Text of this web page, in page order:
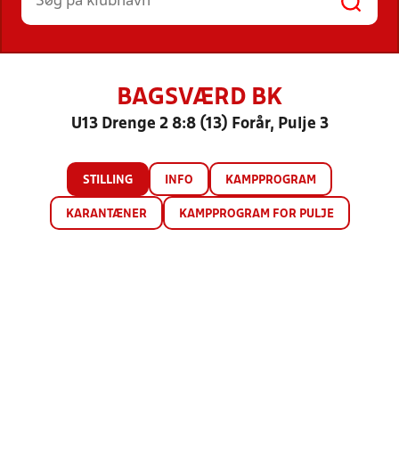
BAGSVÆRD BK
U13 Drenge 2 8:8 (13) Forår, Pulje 3
STILLING INFO KAMPPROGRAM
KARANTÆNER KAMPPROGRAM FOR PULJE